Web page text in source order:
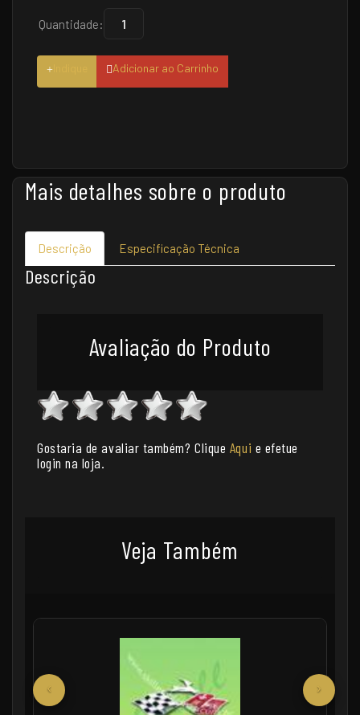
Quantidade:
Adicionar ao Carrinho
Mais detalhes sobre o produto
Descrição Especificação Técnica
Descrição
Avaliação do Produto
Gostaria de avaliar também? Clique Aqui e efetue
login na loja.
Veja Também
‹ ›